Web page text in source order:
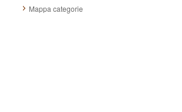
Mappa categorie